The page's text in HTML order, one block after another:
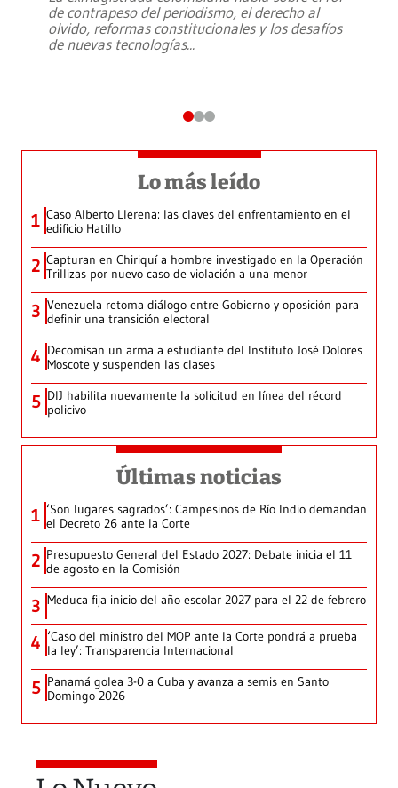
de contrapeso del periodismo, el derecho al
olvido, reformas constitucionales y los desafíos
de nuevas tecnologías...
Lo más leído
1 Caso Alberto Llerena: las claves del enfrentamiento en el
edificio Hatillo
2 Capturan en Chiriquí a hombre investigado en la Operación
Trillizas por nuevo caso de violación a una menor
3 Venezuela retoma diálogo entre Gobierno y oposición para
definir una transición electoral
4 Decomisan un arma a estudiante del Instituto José Dolores
Moscote y suspenden las clases
5 DIJ habilita nuevamente la solicitud en línea del récord
policivo
Últimas noticias
1 ‘Son lugares sagrados’: Campesinos de Río Indio demandan
el Decreto 26 ante la Corte
2 Presupuesto General del Estado 2027: Debate inicia el 11
de agosto en la Comisión
3 Meduca fija inicio del año escolar 2027 para el 22 de febrero
4 ‘Caso del ministro del MOP ante la Corte pondrá a prueba
la ley’: Transparencia Internacional
5 Panamá golea 3-0 a Cuba y avanza a semis en Santo
Domingo 2026